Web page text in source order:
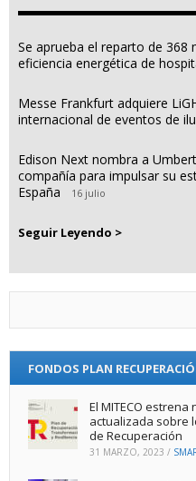
Se aprueba el reparto de 368
eficiencia energética de
Messe Frankfurt adquiere
internacional de eventos de
Edison Next nombra a
compañía para impulsar su
España
16 julio
Seguir Leyendo >
FONDOS PLAN
El MITECO
actualizada sobre
de Recuperación
31 MARZO, 2023 /